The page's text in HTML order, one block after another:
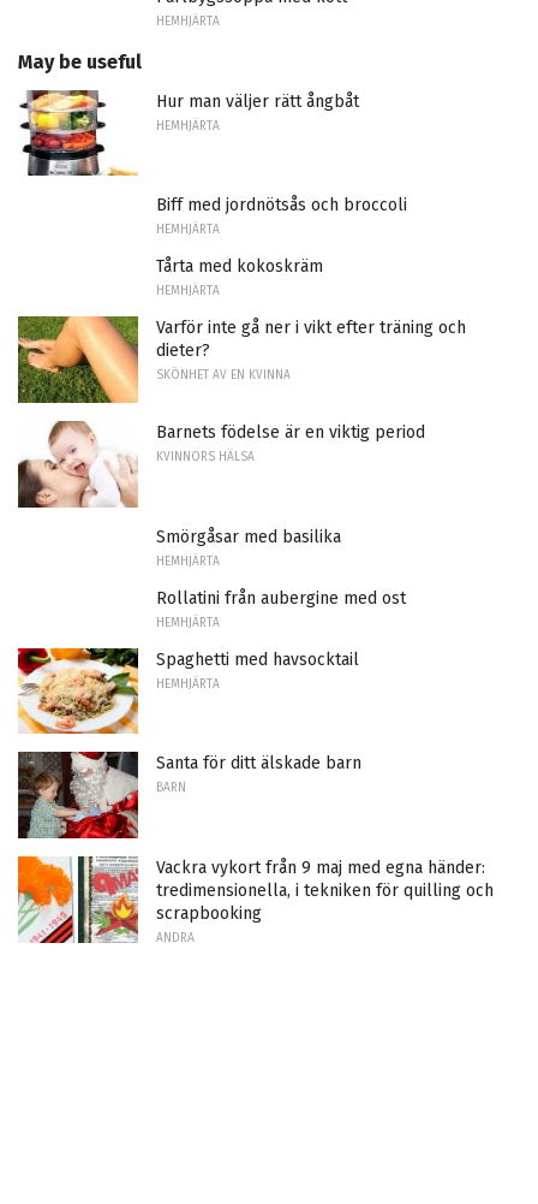
HEMHJÄRTA
May be useful
Hur man väljer rätt ångbåt
HEMHJÄRTA
Biff med jordnötsås och broccoli
HEMHJÄRTA
Tårta med kokoskräm
HEMHJÄRTA
Varför inte gå ner i vikt efter träning och
dieter?
SKÖNHET AV EN KVINNA
Barnets födelse är en viktig period
KVINNORS HÄLSA
Smörgåsar med basilika
HEMHJÄRTA
Rollatini från aubergine med ost
HEMHJÄRTA
Spaghetti med havsocktail
HEMHJÄRTA
Santa för ditt älskade barn
BARN
Vackra vykort från 9 maj med egna händer:
tredimensionella, i tekniken för quilling och
scrapbooking
ANDRA